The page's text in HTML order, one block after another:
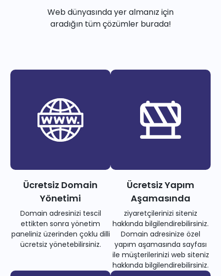
Web dünyasında yer almanız için
aradığın tüm çözümler burada!
Ücretsiz Domain
Yönetimi
Domain adresinizi tescil
ettikten sonra yönetim
paneliniz üzerinden çoklu dilli
ücretsiz yönetebilirsiniz.
Ücretsiz Yapım
Aşamasında
ziyaretçilerinizi siteniz
hakkında bilgilendirebilirsiniz.
Domain adresinize özel
yapım aşamasında sayfası
ile müşterilerinizi web siteniz
hakkında bilgilendirebilirsiniz.